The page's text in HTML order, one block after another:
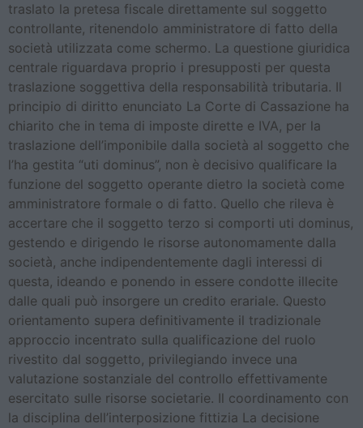
traslato la pretesa fiscale direttamente sul soggetto
controllante, ritenendolo amministratore di fatto della
società utilizzata come schermo. La questione giuridica
centrale riguardava proprio i presupposti per questa
traslazione soggettiva della responsabilità tributaria. Il
principio di diritto enunciato La Corte di Cassazione ha
chiarito che in tema di imposte dirette e IVA, per la
traslazione dell’imponibile dalla società al soggetto che
l’ha gestita “uti dominus”, non è decisivo qualificare la
funzione del soggetto operante dietro la società come
amministratore formale o di fatto. Quello che rileva è
accertare che il soggetto terzo si comporti uti dominus,
gestendo e dirigendo le risorse autonomamente dalla
società, anche indipendentemente dagli interessi di
questa, ideando e ponendo in essere condotte illecite
dalle quali può insorgere un credito erariale. Questo
orientamento supera definitivamente il tradizionale
approccio incentrato sulla qualificazione del ruolo
rivestito dal soggetto, privilegiando invece una
valutazione sostanziale del controllo effettivamente
esercitato sulle risorse societarie. Il coordinamento con
la disciplina dell’interposizione fittizia La decisione